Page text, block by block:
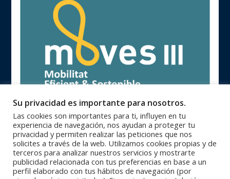
Oficinas Centrales 93 846 62 28 |Zona Catalunya 93 840 71 25 |
Zona Centro 91 364 10 08 |Zona Norte 94 623 28 46 |
Su privacidad es importante para nosotros.
Las cookies son importantes para ti, influyen en tu
experiencia de navegación, nos ayudan a proteger tu
privacidad y permiten realizar las peticiones que nos
solicites a través de la web. Utilizamos cookies propias y de
terceros para analizar nuestros servicios y mostrarte
publicidad relacionada con tus preferencias en base a un
perfil elaborado con tus hábitos de navegación (por